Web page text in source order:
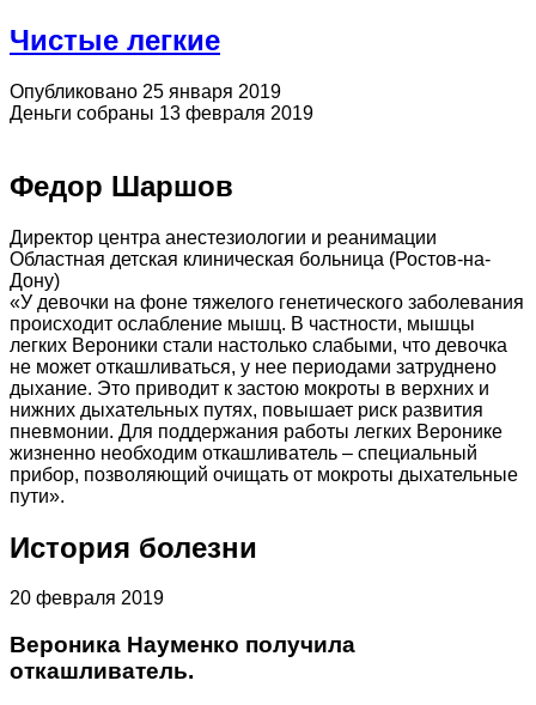
Чистые легкие
Опубликовано 25 января 2019
Деньги собраны 13 февраля 2019
Федор Шаршов
Директор центра анестезиологии и реанимации
Областная детская клиническая больница (Ростов-на-
Дону)
«У девочки на фоне тяжелого генетического заболевания
происходит ослабление мышц. В частности, мышцы
легких Вероники стали настолько слабыми, что девочка
не может откашливаться, у нее периодами затруднено
дыхание. Это приводит к застою мокроты в верхних и
нижних дыхательных путях, повышает риск развития
пневмонии. Для поддержания работы легких Веронике
жизненно необходим откашливатель – специальный
прибор, позволяющий очищать от мокроты дыхательные
пути».
История болезни
20 февраля 2019
Вероника Науменко получила
откашливатель.